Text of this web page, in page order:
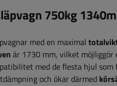
750kg
med en maximal
är 1730 mm, vilket
med de flesta hjul som
och ökar därmed